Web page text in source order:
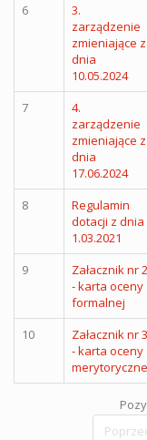
6
3.
zarządzenie
zmieniające z
dnia
10.05.2024
7
4.
zarządzenie
zmieniające z
dnia
17.06.2024
8
Regulamin
dotacji z dnia
1.03.2021
9
Załacznik nr 2
- karta oceny
formalnej
10
Załacznik nr 3
- karta oceny